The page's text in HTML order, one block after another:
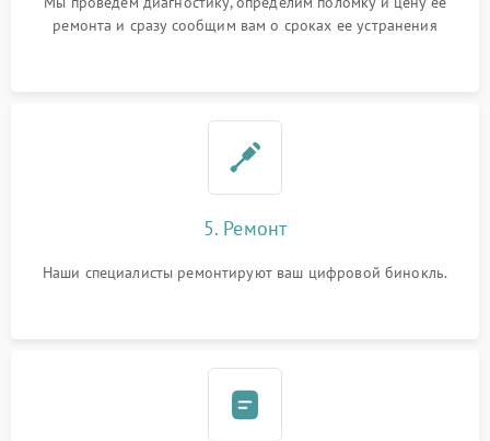
ремонта и сразу сообщим вам о сроках ее устранения
5. Ремонт
Наши специалисты ремонтируют ваш цифровой бинокль.